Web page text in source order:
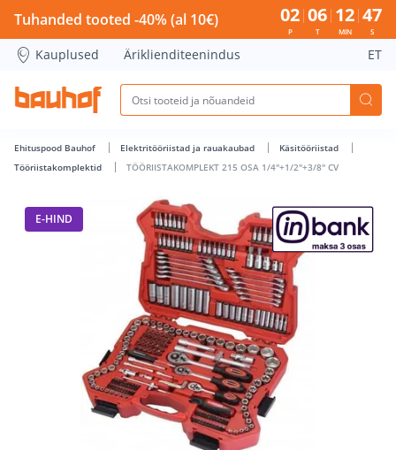
TÖÖRIISTAKOMPLEKT 215 OSA 1/4&quot;+1/2&quot;+3/
Tuhanded tooted -40% (al 10€) 02
P
06
T
12
MIN
47
S
Kauplused Äriklienditeenindus ET
Ehituspood Bauhof Elektritööriistad ja rauakaubad
Käsitööriistad
Tööriistakomplektid
TÖÖRIISTAKOMPLEKT 215 OSA 1/4"+1/2"+3/8" CV
E-HIND